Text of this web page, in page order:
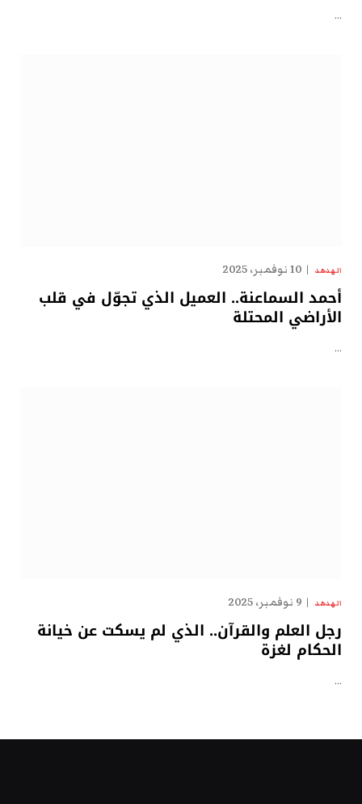
…
الهدهد 10 نوفمبر، 2025
أحمد السماعنة.. العميل الذي تجوّل في قلب
الأراضي المحتلة
…
الهدهد 9 نوفمبر، 2025
رجل العلم والقرآن.. الذي لم يسكت عن خيانة
الحكام لغزة
…